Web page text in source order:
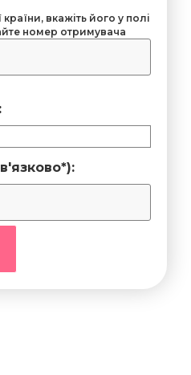
вкажіть його у полі
номер отримувача